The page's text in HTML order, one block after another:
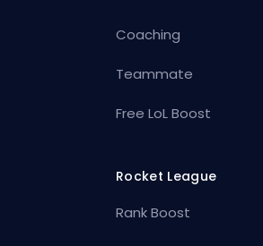
Coaching
Teammate
Free LoL Boost
Rocket League
Rank Boost